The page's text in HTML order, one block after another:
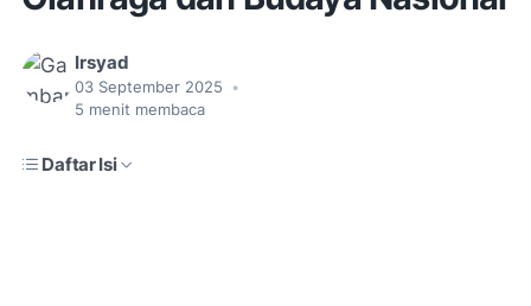
Irsyad
03 September 2025
•
5 menit membaca
Daftar Isi